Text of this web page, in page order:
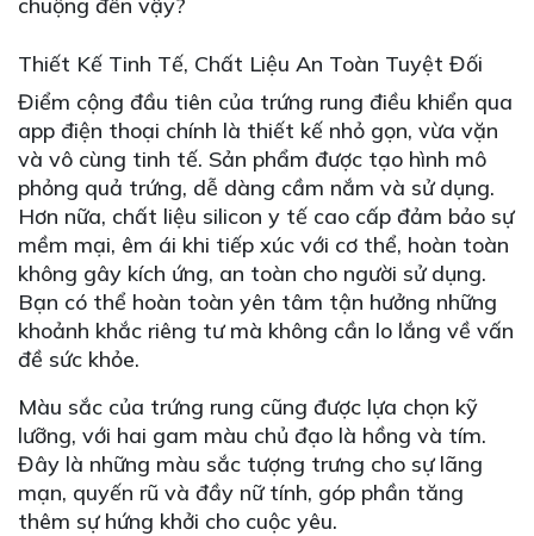
Thiết Kế Tinh Tế, Chất Liệu An Toàn Tuyệt Đối
Điểm cộng đầu tiên của trứng rung điều khiển qua
app điện thoại chính là thiết kế nhỏ gọn, vừa vặn
và vô cùng tinh tế. Sản phẩm được tạo hình mô
phỏng quả trứng, dễ dàng cầm nắm và sử dụng.
Hơn nữa, chất liệu silicon y tế cao cấp đảm bảo sự
mềm mại, êm ái khi tiếp xúc với cơ thể, hoàn toàn
không gây kích ứng, an toàn cho người sử dụng.
Bạn có thể hoàn toàn yên tâm tận hưởng những
khoảnh khắc riêng tư mà không cần lo lắng về vấn
đề sức khỏe.
Màu sắc của trứng rung cũng được lựa chọn kỹ
lưỡng, với hai gam màu chủ đạo là hồng và tím.
Đây là những màu sắc tượng trưng cho sự lãng
mạn, quyến rũ và đầy nữ tính, góp phần tăng
thêm sự hứng khởi cho cuộc yêu.